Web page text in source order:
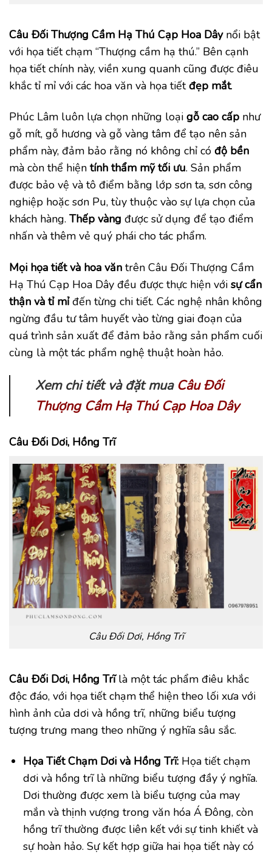
Câu Đối Thượng Cầm Hạ Thú Cạp Hoa Dâynổi bật
với họa tiết chạm “Thượng cầm hạ thú.” Bên cạnh
họa tiết chính này, viền xung quanh cũng được điêu
khắc tỉ mỉ với các hoa văn và họa tiếtđẹp mắt.
Phúc Lâm luôn lựa chọn những loại gỗ cao cấp như
gỗ mít, gỗ hương và gỗ vàng tâm để tạo nên sản
phẩm này, đảm bảo rằng nó không chỉ có độ bền
mà còn thể hiện tính thẩm mỹ tối ưu. Sản phẩm
được bảo vệ và tô điểm bằng lớp sơn ta, sơn công
nghiệp hoặc sơn Pu, tùy thuộc vào sự lựa chọn của
khách hàng. Thếp vàng được sử dụng để tạo điểm
nhấn và thêm vẻ quý phái cho tác phẩm.
Mọi họa tiết và hoa văn trên Câu Đối Thượng Cầm
Hạ Thú Cạp Hoa Dây đều được thực hiện với sự cẩn
thận và tỉ mỉđến từng chi tiết. Các nghệ nhân không
ngừng đầu tư tâm huyết vào từng giai đoạn của
quá trình sản xuất để đảm bảo rằng sản phẩm cuối
cùng là một tác phẩm nghệ thuật hoàn hảo.
Xem chi tiết và đặt mua Câu Đối
Thượng Cầm Hạ Thú Cạp Hoa Dây
Câu Đối Dơi, Hồng Trĩ
Câu Đối Dơi, Hồng Trĩ
Câu Đối Dơi, Hồng Trĩlà một tác phẩm điêu khắc
độc đáo, với họa tiết chạm thể hiện theo lối xưa với
hình ảnh của dơi và hồng trĩ, những biểu tượng
tượng trưng mang theo những ý nghĩa sâu sắc.
Họa Tiết Chạm Dơi và Hồng Trĩ: Họa tiết chạm
dơi và hồng trĩ là những biểu tượng đầy ý nghĩa.
Dơi thường được xem là biểu tượng của may
mắn và thịnh vượng trong văn hóa Á Đông, còn
hồng trĩ thường được liên kết với sự tinh khiết và
sự hoàn hảo. Sự kết hợp giữa hai họa tiết này có